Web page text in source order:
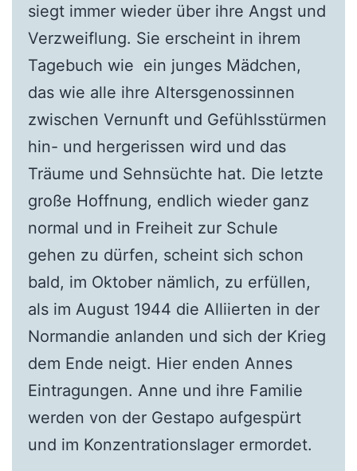
siegt immer wieder über ihre Angst und
Verzweiflung. Sie erscheint in ihrem
Tagebuch wie ein junges Mädchen,
das wie alle ihre Altersgenossinnen
zwischen Vernunft und Gefühlsstürmen
hin- und hergerissen wird und das
Träume und Sehnsüchte hat. Die letzte
große Hoffnung, endlich wieder ganz
normal und in Freiheit zur Schule
gehen zu dürfen, scheint sich schon
bald, im Oktober nämlich, zu erfüllen,
als im August 1944 die Alliierten in der
Normandie anlanden und sich der Krieg
dem Ende neigt. Hier enden Annes
Eintragungen. Anne und ihre Familie
werden von der Gestapo aufgespürt
und im Konzentrationslager ermordet.